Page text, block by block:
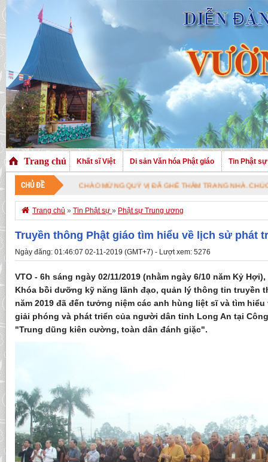
Trang chủ Khất sĩ Việt Di sản Văn hóa Phật giáo Tin Phật sự
CHỦ ĐỀ
MỪNG QUÝ VỊ ĐÃ GHÉ THĂM TRANG NHÀ. CHÚC QUÝ VỊ AN VUI VỚI
 Trang chủ » Tin Phật sự » Phật sự Trung ương
Truyền thông Phật giáo tìm hiểu về lịch sử phát
Ngày đăng: 01:46:07 02-11-2019 (GMT+7) - Lượt xem: 5276
VTO - 6h sáng ngày 02/11/2019 (nhằm ngày 6/10 năm Kỷ
Khóa bồi dưỡng kỹ năng lãnh đạo, quản lý thông tin truyền
năm 2019 đã đến tưởng niệm các anh hùng liệt sĩ và tìm
giải phóng và phát triển của người dân tỉnh Long An tại
"Trung dũng kiên cường, toàn dân đánh giặc".